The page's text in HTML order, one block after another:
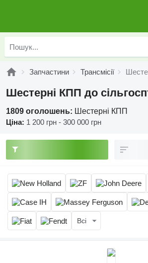
Запчастини Трансмісії
Шестерні КПП до
1809 оголошень: Шестерні КПП
Ціна: 1 200 грн - 300 000 грн
Всі